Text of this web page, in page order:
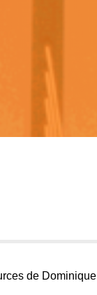
de Dominique